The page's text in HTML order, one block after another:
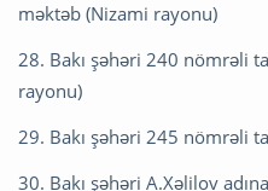
məktəb (Nizami rayonu)
28. Bakı şəhəri 240 nömrəli
rayonu)
29. Bakı şəhəri 245 nömrəli
30. Bakı şəhəri A.Xəlilov